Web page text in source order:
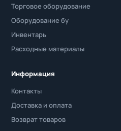
Торговое оборудование
Оборудование бу
Инвентарь
Расходные материалы
Информация
Контакты
Доставка и оплата
Возврат товаров